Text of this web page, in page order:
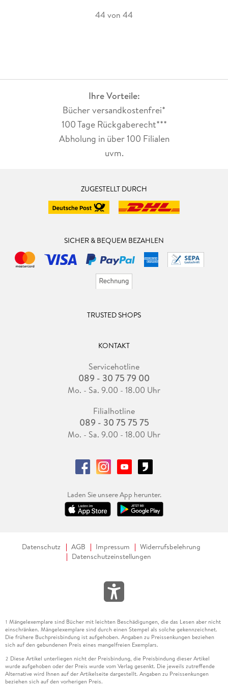
44 von 44
Ihre Vorteile:
Bücher versandkostenfrei*
100 Tage Rückgaberecht***
Abholung in über 100 Filialen
uvm.
ZUGESTELLT DURCH
SICHER & BEQUEM BEZAHLEN
TRUSTED SHOPS
KONTAKT
Servicehotline
089 - 30 75 79 00
Mo. - Sa. 9.00 - 18.00 Uhr
Filialhotline
089 - 30 75 75 75
Mo. - Sa. 9.00 - 18.00 Uhr
Laden Sie unsere App herunter.
Datenschutz AGB Impressum
Widerrufsbelehrung
Datenschutzeinstellungen
1 Mängelexemplare sind Bücher mit leichten Beschädigungen, die das Lesen aber nicht
einschränken. Mängelexemplare sind durch einen Stempel als solche gekennzeichnet.
Die frühere Buchpreisbindung ist aufgehoben. Angaben zu Preissenkungen beziehen
sich auf den gebundenen Preis eines mangelfreien Exemplars.
2 Diese Artikel unterliegen nicht der Preisbindung, die Preisbindung dieser Artikel
wurde aufgehoben oder der Preis wurde vom Verlag gesenkt. Die jeweils zutreffende
Alternative wird Ihnen auf der Artikelseite dargestellt. Angaben zu Preissenkungen
beziehen sich auf den vorherigen Preis.